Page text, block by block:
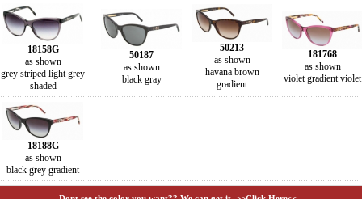
18158G
as shown
grey striped light grey
shaded
50187
as shown
black gray
50213
as shown
havana brown
gradient
181768
as shown
violet gradient violet
18188G
as shown
black grey gradient